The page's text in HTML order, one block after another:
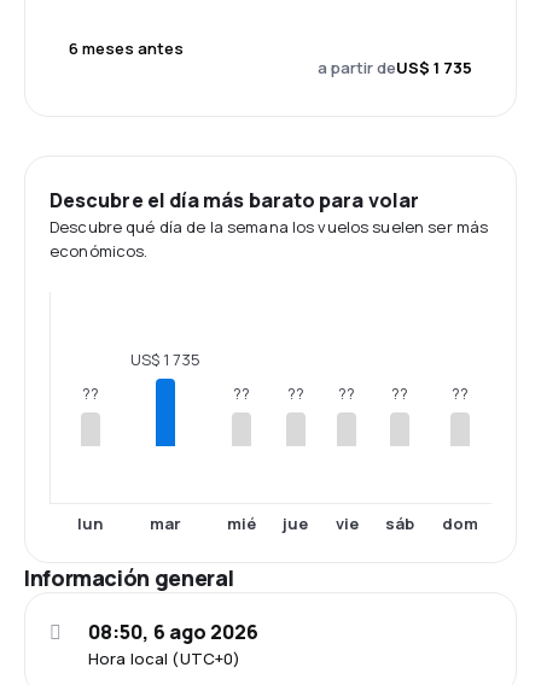
6 meses antes
a partir deUS$ 1 735
Descubre el día más barato para volar
Descubre qué día de la semana los vuelos suelen ser más
económicos.
??
lun
US$ 1 735
mar
??
mié
??
jue
??
vie
??
sáb
??
dom
Información general
Hora local (UTC+0)
08:50, 6 ago 2026